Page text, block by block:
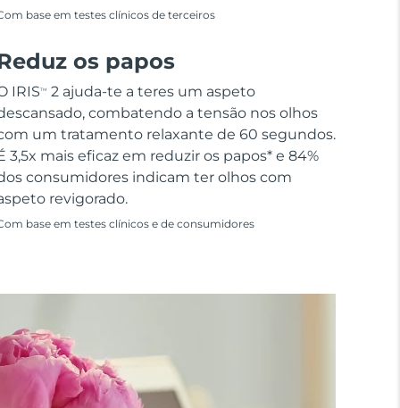
base em testes clínicos de terceiros
os papos
IRISTM
2 ajuda-te a teres um aspeto
combatendo a tensão nos olhos
um tratamento relaxante de 60 segundos.
3,5x mais eficaz em reduzir os papos* e 84%
consumidores indicam ter olhos com
revigorado.
base em testes clínicos e de consumidores